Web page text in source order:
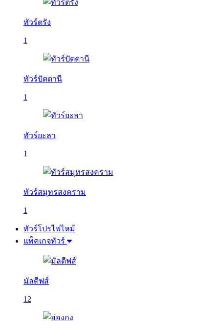
ทัวร์ตรัง
1
ทัวร์ปัตตานี
1
ทัวร์ยะลา
1
ทัวร์สมุทรสงคราม
1
ทัวร์โปรไฟไหม้
แพ็คเกจทัวร์
มัลดีฟส์
12